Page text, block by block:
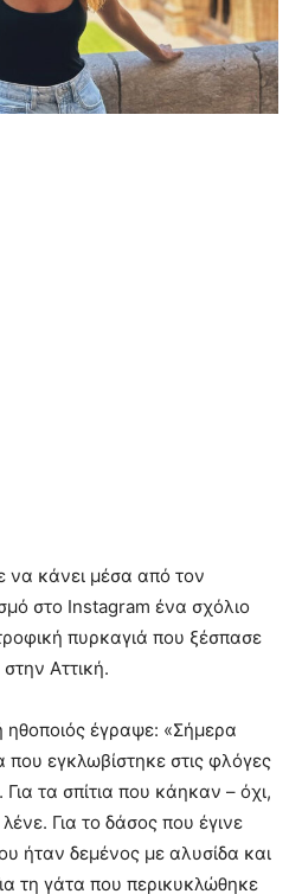
να κάνει μέσα από τον
στο Instagram ένα σχόλιο
πυρκαγιά που ξέσπασε
Αττική.
έγραψε: «Σήμερα
που εγκλωβίστηκε στις φλόγες
τα σπίτια που κάηκαν – όχι,
Για το δάσος που έγινε
ήταν δεμένος με αλυσίδα και
τη γάτα που περικυκλώθηκε